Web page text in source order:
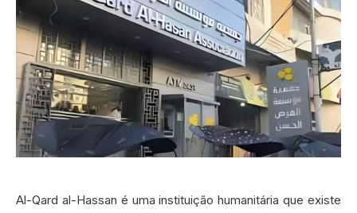
Al-Qard al-Hassan é uma instituição humanitária que existe